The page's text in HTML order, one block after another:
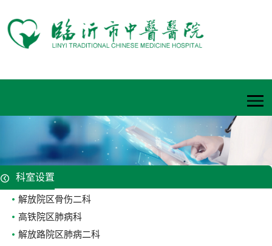
科室设置
解放院区骨伤二科
高铁院区肺病科
解放路院区肺病二科